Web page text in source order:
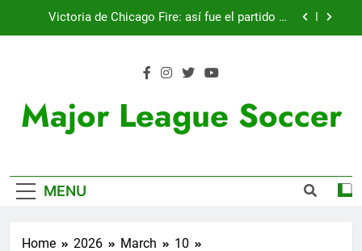
Victoria de Chicago Fire: así fue el partido de
Fichajes | Sergi Roberto ya tiene equipo
Nueva exhibición de un Leo Messi imparable
Major League Soccer
MENU
Home 2026 March
10